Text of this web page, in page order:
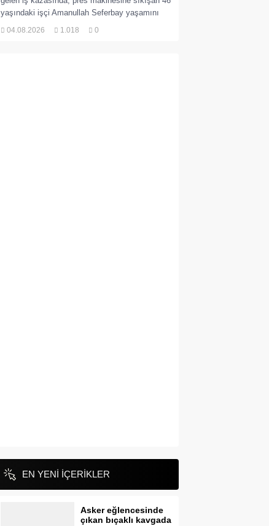
yaşındaki işçi Amanullah Seferbay yaşamını
04.08.2026 1.018 0
EN YENİ İÇERİKLER
Asker eğlencesinde
çıkan bıçaklı kavgada